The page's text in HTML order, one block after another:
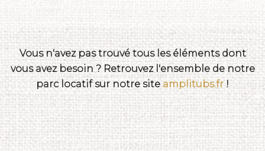
Vous n'avez pas trouvé tous les éléments dont
vous avez besoin ? Retrouvez l'ensemble de notre
parc locatif sur notre siteamplitubs.fr !